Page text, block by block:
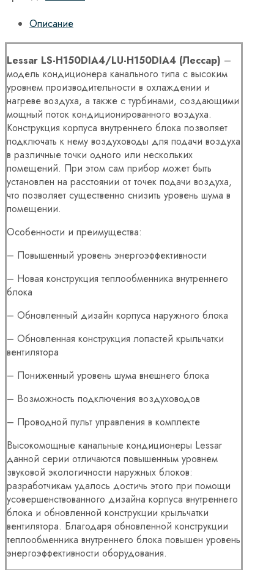
Описание
Lessar LS-H150DIA4/LU-H150DIA4 (Лессар) –
модель кондиционера канального типа с высоким
уровнем производительности в охлаждении и
нагреве воздуха, а также с турбинами, создающими
мощный поток кондиционированного воздуха.
Конструкция корпуса внутреннего блока позволяет
подключать к нему воздуховоды для подачи воздуха
в различные точки одного или нескольких
помещений. При этом сам прибор может быть
установлен на расстоянии от точек подачи воздуха,
что позволяет существенно снизить уровень шума в
помещении.
Особенности и преимущества:
– Повышенный уровень энергоэффективности
– Новая конструкция теплообменника внутреннего
блока
– Обновленный дизайн корпуса наружного блока
– Обновленная конструкция лопастей крыльчатки
вентилятора
– Пониженный уровень шума внешнего блока
– Возможность подключения воздуховодов
– Проводной пульт управления в комплекте
Высокомощные канальные кондиционеры Lessar
данной серии отличаются повышенным уровнем
звуковой экологичности наружных блоков:
разработчикам удалось достичь этого при помощи
усовершенствованного дизайна корпуса внутреннего
блока и обновленной конструкции крыльчатки
вентилятора. Благодаря обновленной конструкции
теплообменника внутреннего блока повышен уровень
энергоэффективности оборудования.